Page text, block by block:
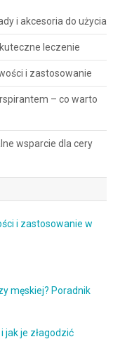
i akcesoria do użycia
leczenie
i zastosowanie
– co warto
wsparcie dla cery
i zastosowanie w
męskiej? Poradnik
jak je złagodzić